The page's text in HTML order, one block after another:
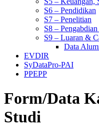
S6 – Pendidikan
S7 – Penelitian
S8 –
S9 – Luaran &
Data
EVDIR
SyDataPro-PAI
PPEPP
Form/Data
Studi